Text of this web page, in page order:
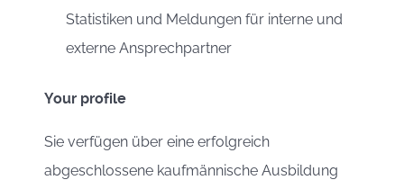
Statistiken und Meldungen für interne und
externe Ansprechpartner
Your profile
Sie verfügen über eine erfolgreich
abgeschlossene kaufmännische Ausbildung